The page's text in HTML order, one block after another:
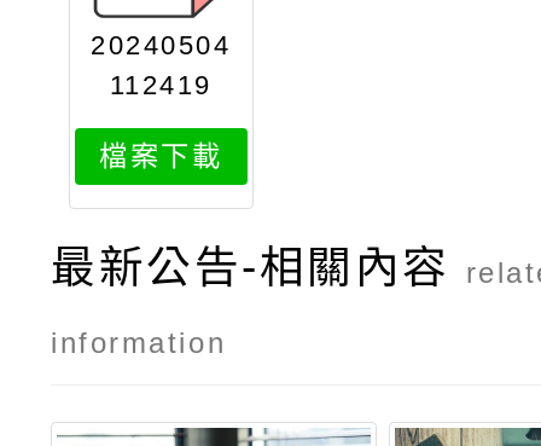
20240504
112419
檔案下載
最新公告-相關內容
information